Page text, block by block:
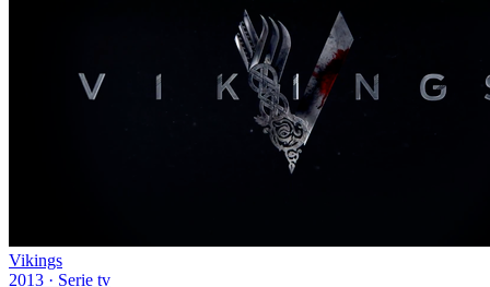
Vikings
2013 · Serie tv